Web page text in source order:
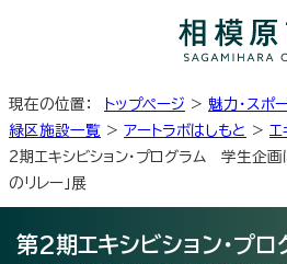
現在の位置： トップページ > 魅力・スポ
緑区施設一覧 > アートラボはしもと > エ
2期エキシビション・プログラム 学生企
のリレー」展
第2期エキシビション・プ